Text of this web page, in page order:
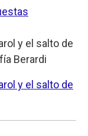
y el salto de
Berardi
y el salto de